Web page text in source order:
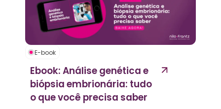
E-book
Ebook: Análise genética e
biópsia embrionária: tudo
o que você precisa saber